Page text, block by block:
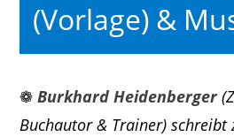
(Vorlage) &
❁ Burkhard Heidenberger
Buchautor & Trainer) schreibt